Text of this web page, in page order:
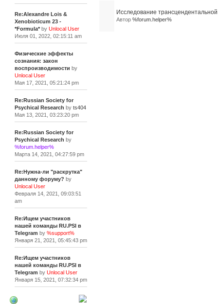
Re:Alexandre Lois &
Xenobioticum 23 -
*Formula*by Unlocal User
Июля 01, 2022, 02:15:11 am
Физические эффекты
сознания: закон
воспроизводимости by
Unlocal User
Мая 17, 2021, 05:21:24 pm
Re:Russian Society for
Psychical Research by ts404
Мая 13, 2021, 03:23:20 pm
Re:Russian Society for
Psychical Research by
%forum.helper%
Марта 14, 2021, 04:27:59 pm
Re:Нужна-ли "раскрутка"
данному форуму? by
Unlocal User
Февраля 14, 2021, 09:03:51
am
Re:Ищем участников
нашей команды RU.PSI в
Telegram by %support%
Января 21, 2021, 05:45:43 pm
Re:Ищем участников
нашей команды RU.PSI в
Telegram by Unlocal User
Января 15, 2021, 07:32:34 pm
Исследование
Автор %forum.helper%